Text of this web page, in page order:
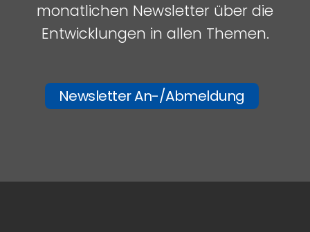
monatlichen Newsletter über die
Entwicklungen in allen Themen.
Newsletter An-/Abmeldung